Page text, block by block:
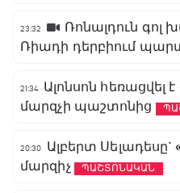
23:32
Ռոնալդուն գոլ
Ռիադի դերբիում
21:34 Ալոնսոն հեռացվել
մարզչի պաշտոնից
20:30
Ալբերտ
մարզիչ
ՊԱՇՏՈՆԱԿԱՆ